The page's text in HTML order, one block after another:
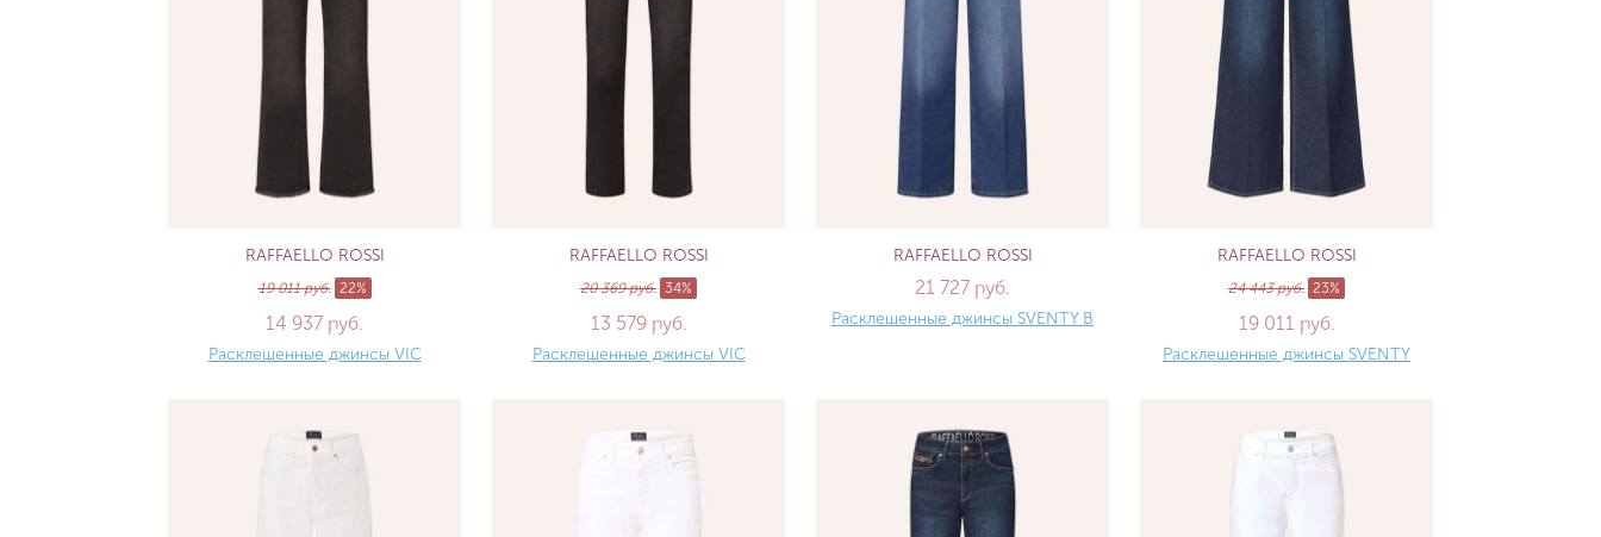
RAFFAELLO ROSSI
19 011 руб. 22%
14 937 руб.
Расклешенные джинсы VIC
RAFFAELLO ROSSI
20 369 руб. 34%
13 579 руб.
Расклешенные джинсы VIC
RAFFAELLO ROSSI
21 727 руб.
Расклешенные джинсы SVENTY B
RAFFAELLO ROSSI
24 443 руб. 23%
19 011 руб.
Расклешенные джинсы SVENTY